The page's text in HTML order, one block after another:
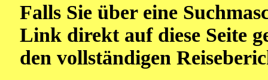
Falls Sie über eine
Link direkt auf diese Seite
den vollständigen